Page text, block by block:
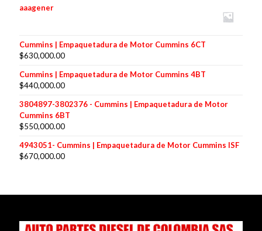
aaagener
Cummins | Empaquetadura de Motor Cummins 6CT
$630,000.00
Cummins | Empaquetadura de Motor Cummins 4BT
$440,000.00
3804897-3802376 - Cummins | Empaquetadura de Motor
Cummins 6BT
$550,000.00
4943051- Cummins | Empaquetadura de Motor Cummins ISF
$670,000.00